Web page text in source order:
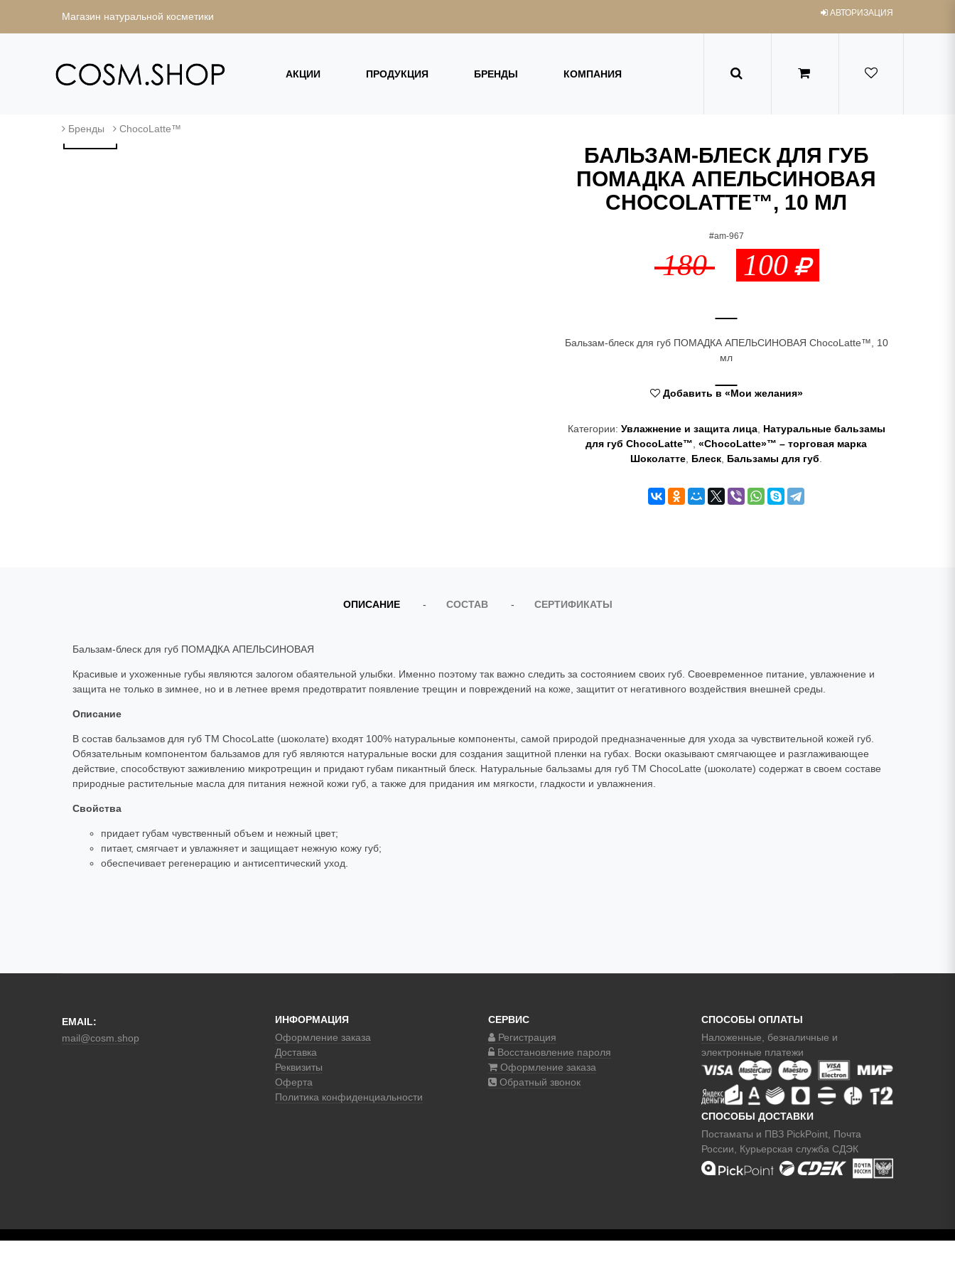
Магазин натуральной косметики АВТОРИЗАЦИЯ
АКЦИИ ПРОДУКЦИЯ БРЕНДЫ КОМПАНИЯ
Бренды ChocoLatte™
БАЛЬЗАМ-БЛЕСК ДЛЯ ГУБ
ПОМАДКА АПЕЛЬСИНОВАЯ
CHOCOLATTE™, 10 МЛ
#am-967
180 100
Бальзам-блеск для губ ПОМАДКА АПЕЛЬСИНОВАЯ ChocoLatte™, 10
мл
Добавить в «Мои желания»
Категории: Увлажнение и защита лица, Натуральные бальзамы
для губ ChocoLatte™ «ChocoLatte»™ – торговая марка
Шоколатте Блеск Бальзамы для губ
ОПИСАНИЕ СОСТАВ СЕРТИФИКАТЫ
Бальзам-блеск для губ ПОМАДКА АПЕЛЬСИНОВАЯ
Красивые и ухоженные губы являются залогом обаятельной улыбки. Именно поэтому так важно следить за состоянием своих губ. Своевременное питание, увлажнение и
защита не только в зимнее, но и в летнее время предотвратит появление трещин и повреждений на коже, защитит от негативного воздействия внешней среды.
Описание
В состав бальзамов для губ ТМ ChocoLatte (шоколате) входят 100% натуральные компоненты, самой природой предназначенные для ухода за чувствительной кожей губ.
Обязательным компонентом бальзамов для губ являются натуральные воски для создания защитной пленки на губах. Воски оказывают смягчающее и разглаживающее
действие, способствуют заживлению микротрещин и придают губам пикантный блеск. Натуральные бальзамы для губ ТМ ChocoLatte (шоколате) содержат в своем составе
природные растительные масла для питания нежной кожи губ, а также для придания им мягкости, гладкости и увлажнения.
Свойства
придает губам чувственный объем и нежный цвет;
питает, смягчает и увлажняет и защищает нежную кожу губ;
обеспечивает регенерацию и антисептический уход.
EMAIL:
mail@cosm.shop
ИНФОРМАЦИЯ
Оформление заказа
Доставка
Реквизиты
Оферта
Политика конфиденциальности
СЕРВИС
Регистрация
Восстановление пароля
Оформление заказа
Обратный звонок
СПОСОБЫ ОПЛАТЫ
Наложенные , безналичные и
электронные платежи
СПОСОБЫ ДОСТАВКИ
Постаматы и ПВЗ PickPoint, Почта
России, Курьерская служба СДЭК